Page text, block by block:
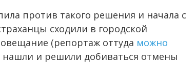
против такого решения и начала с
сходили в городской
(репортаж оттуда можно
нашли и решили добиваться отмены